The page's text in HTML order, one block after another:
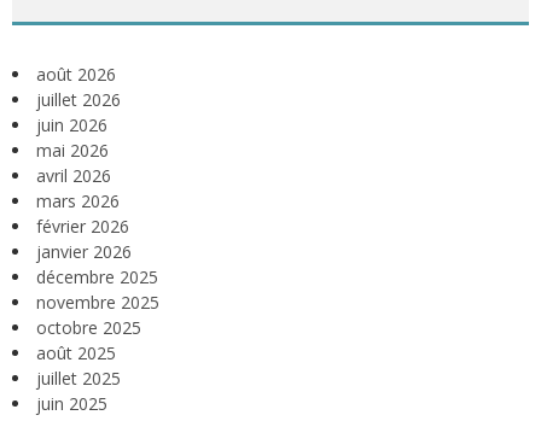
août 2026
juillet 2026
juin 2026
mai 2026
avril 2026
mars 2026
février 2026
janvier 2026
décembre 2025
novembre 2025
octobre 2025
août 2025
juillet 2025
juin 2025